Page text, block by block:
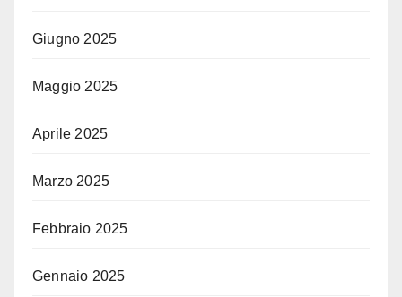
Giugno 2025
Maggio 2025
Aprile 2025
Marzo 2025
Febbraio 2025
Gennaio 2025